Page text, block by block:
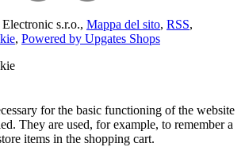
s.r.o., Mappa del sito, RSS,
, Powered by Upgates Shops
for the basic functioning of the website
They are used, for example, to remember a
items in the shopping cart.